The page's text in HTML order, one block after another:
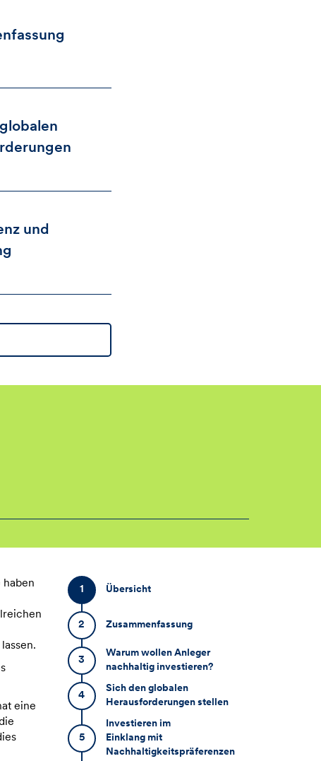
und
haben
eine
1 Übersicht
2 Zusammenfassung
3
Warum wollen Anleger
nachhaltig investieren?
4
Sich den globalen
Herausforderungen stellen
5
Investieren im
Einklang mit
Nachhaltigkeitspräferenzen